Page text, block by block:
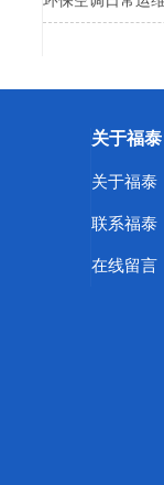
关于福泰
关于福泰
联系福泰
在线留言